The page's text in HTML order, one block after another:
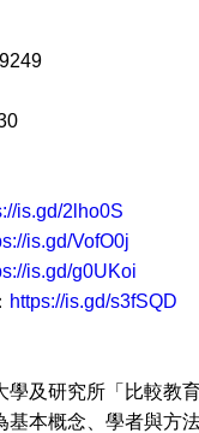
is.gd/2lho0S
is.gd/VofO0j
is.gd/g0UKoi
https://is.gd/s3fSQD
研究所「比較教育
基本概念、學者與方